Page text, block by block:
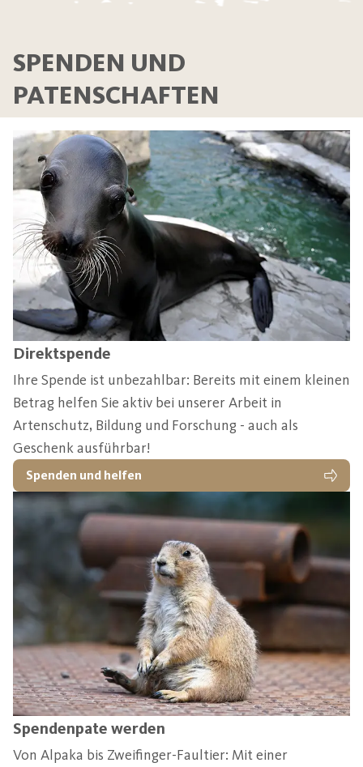
SPENDEN UND
PATENSCHAFTEN
Direktspende
Ihre Spende ist unbezahlbar: Bereits mit einem kleinen
Betrag helfen Sie aktiv bei unserer Arbeit in
Artenschutz, Bildung und Forschung - auch als
Geschenk ausführbar!
Spenden und helfen
Spendenpate werden
Von Alpaka bis Zweifinger-Faultier: Mit einer